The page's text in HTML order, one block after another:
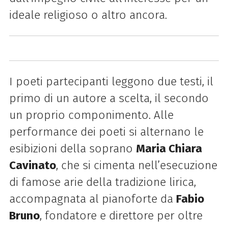
ideale religioso o altro ancora.
I poeti partecipanti leggono due testi, il
primo di un autore a scelta, il secondo
un proprio componimento. Alle
performance dei poeti si alternano le
esibizioni della soprano Maria Chiara
Cavinato, che si cimenta nell’esecuzione
di famose arie della tradizione lirica,
accompagnata al pianoforte da Fabio
Bruno, fondatore e direttore per oltre